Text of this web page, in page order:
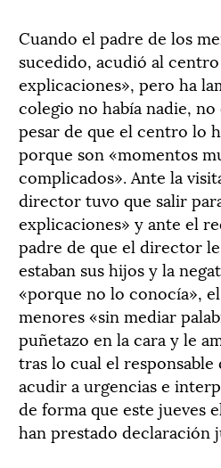
Cuando el padre de los
sucedido, acudió al
explicaciones», pero ha
colegio no había nadie, no
pesar de que el centro lo
porque son «momentos
complicados». Ante la
director tuvo que salir
explicaciones» y ante el
padre de que el director
estaban sus hijos y la
«porque no lo conocía»,
menores «sin mediar
puñetazo en la cara y le
tras lo cual el
acudir a urgencias e
de forma que este jueves
han prestado declaración